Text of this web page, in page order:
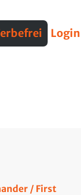
Interviews
Login
/ First